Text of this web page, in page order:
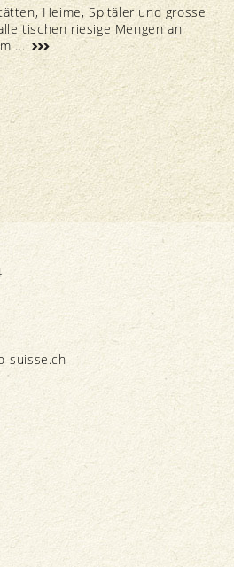
Heime, Spitäler und grosse
tischen riesige Mengen an
...
suisse.ch